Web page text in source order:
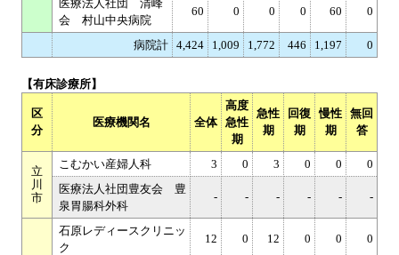
医療法人社団 清峰
会 村山中央病院
60 0 0 0 60 0
病院計 4,424 1,009 1,772 446 1,197 0
【有床診療所】
区
分
医療機関名 全体
高度
急性
期
急性
期
回復
期
慢性
期
無回
答
立
川
市
こむかい産婦人科 3 0 3 0 0
0
医療法人社団豊友会 豊
泉胃腸科外科
- - - - - -
石原レディースクリニッ
ク
12 0 12 0 0 0